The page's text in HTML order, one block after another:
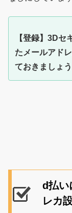
【登録】3Dセ
たメールアド
ておきましょう
d払い
レカ